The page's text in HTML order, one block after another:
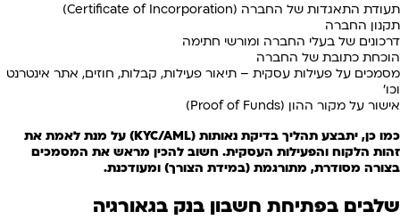
תעודת התאגדות של החברה (Certificate of Incorporation)
תקנון החברה
דרכונים של בעלי החברה ומורשי חתימה
הוכחת כתובת של החברה
מסמכים על פעילות עסקית – תיאור פעילות, קבלות, חוזים, אתר אינטרנט
וכו'
אישור על מקור ההון (Proof of Funds)
כמו כן, יתבצע תהליך בדיקת נאותות (KYC/AML) על מנת לאמת את
זהות הלקוח והפעילות העסקית. חשוב להכין מראש את המסמכים
בצורה מסודרת, מתורגמת (במידת הצורך) ומעודכנת.
שלבים בפתיחת חשבון בנק בגאורגיה